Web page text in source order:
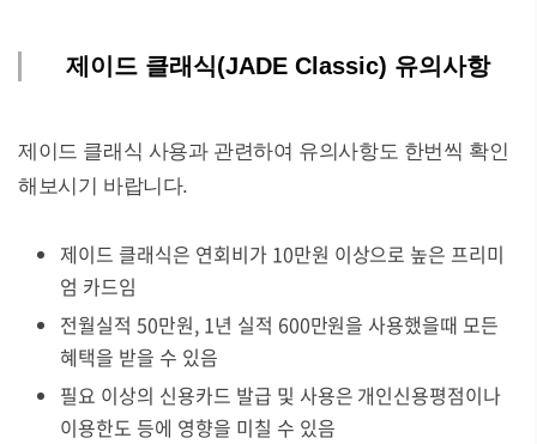
제이드 클래식(JADE Classic) 유의사항
제이드 클래식 사용과 관련하여 유의사항도 한번씩 확인
해보시기 바랍니다.
제이드 클래식은 연회비가 10만원 이상으로 높은 프리미
엄 카드임
전월실적 50만원, 1년 실적 600만원을 사용했을때 모든
혜택을 받을 수 있음
필요 이상의 신용카드 발급 및 사용은 개인신용평점이나
이용한도 등에 영향을 미칠 수 있음